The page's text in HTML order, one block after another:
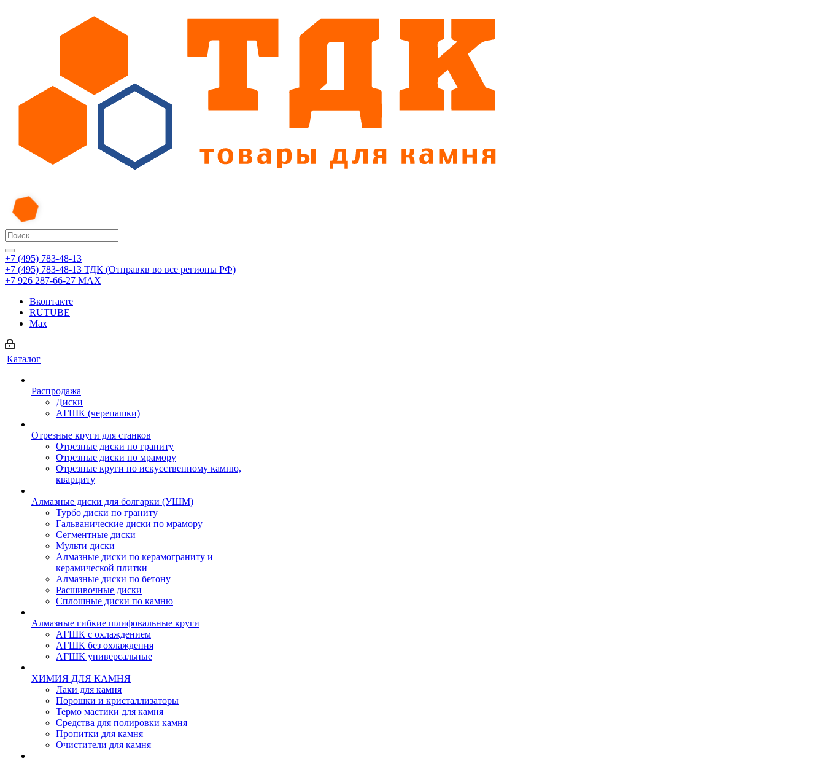
+7 (495) 783-48-13
+7 (495) 783-48-13 ТДК (Отправкв во все регионы РФ)
+7 926 287-66-27 МАХ
Вконтакте
RUTUBE
Max
Каталог
Распродажа
Диски
АГШК (черепашки)
Отрезные круги для станков
Отрезные диски по граниту
Отрезные диски по мрамору
Отрезные круги по искусственному камню,
кварциту
Алмазные диски для болгарки (УШМ)
Турбо диски по граниту
Гальванические диски по мрамору
Сегментные диски
Мульти диски
Алмазные диски по керамограниту и
керамической плитки
Алмазные диски по бетону
Расшивочные диски
Сплошные диски по камню
Алмазные гибкие шлифовальные круги
АГШК с охлаждением
АГШК без охлаждения
АГШК универсальные
ХИМИЯ ДЛЯ КАМНЯ
Лаки для камня
Порошки и кристаллизаторы
Термо мастики для камня
Средства для полировки камня
Пропитки для камня
Очистители для камня